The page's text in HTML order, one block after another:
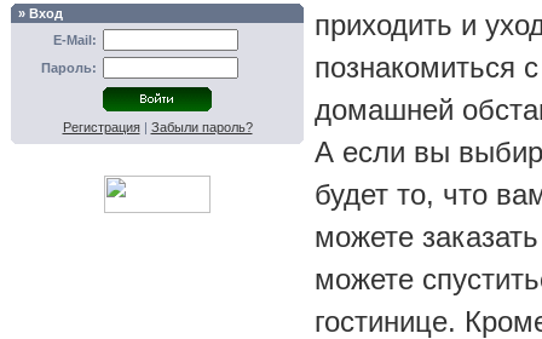
» Вход
E-Mail:
Пароль:
Регистрация| Забыли пароль?
приходить и
познакомиться
домашней
А если вы
будет то, что
можете
можете
гостинице.